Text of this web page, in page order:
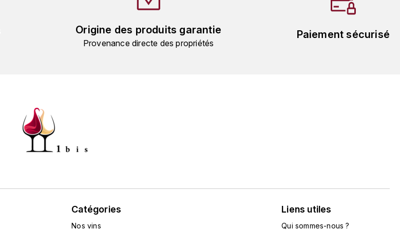
Origine des produits garantie
Provenance directe des propriétés
Paiement sécurisé
Catégories
Nos vins
Liens utiles
Qui sommes-nous ?